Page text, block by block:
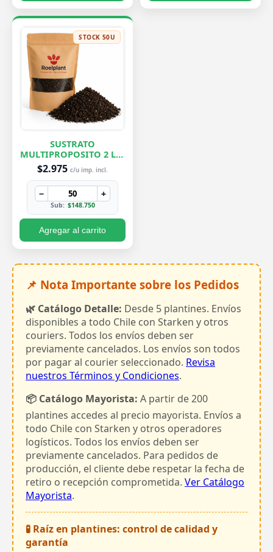
STOCK 50U
SUSTRATO
MULTIPROPOSITO 2 LTS
ROELPLANT
$2.975 c/u imp. incl.
− +
Sub: $148.750
Agregar al carrito
📌 Nota Importante sobre los Pedidos
🌿 Catálogo Detalle: Desde 5 plantines. Envíos
disponibles a todo Chile con Starken y otros
couriers. Todos los envíos deben ser
previamente cancelados. Los envíos son todos
por pagar al courier seleccionado. Revisa
nuestros Términos y Condiciones.
📦 Catálogo Mayorista: A partir de 200
plantines accedes al precio mayorista. Envíos a
todo Chile con Starken y otros operadores
logísticos. Todos los envíos deben ser
previamente cancelados. Para pedidos de
producción, el cliente debe respetar la fecha de
retiro o recepción comprometida. Ver Catálogo
Mayorista.
🧪 Raíz en plantines: control de calidad y
garantía